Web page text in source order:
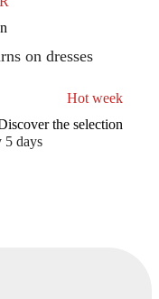
on dresses
Hot week
the selection
5 days